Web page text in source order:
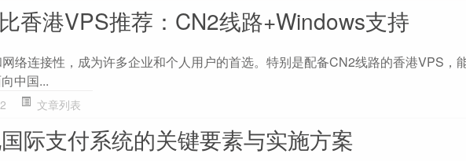
香港VPS推荐：CN2线路+Windows支持
络连接性，成为许多企业和个人用户的首选。特别是配备CN2线路的香港VPS，
中国...
文章列表
际支付系统的关键要素与实施方案